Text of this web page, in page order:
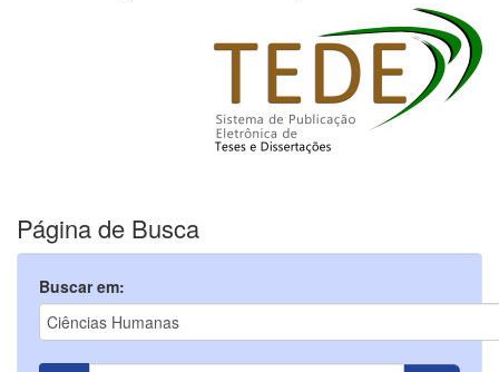
Página de Busca
Buscar em: